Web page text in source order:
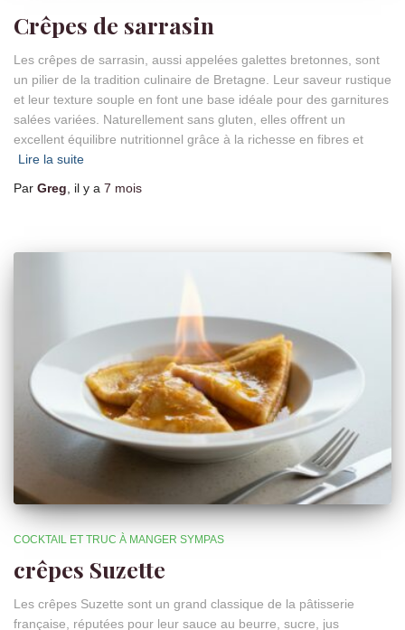
Crêpes de sarrasin
Les crêpes de sarrasin, aussi appelées galettes bretonnes, sont
un pilier de la tradition culinaire de Bretagne. Leur saveur rustique
et leur texture souple en font une base idéale pour des garnitures
salées variées. Naturellement sans gluten, elles offrent un
excellent équilibre nutritionnel grâce à la richesse en fibres et
Lire la suite
Par Greg , il y a 7 mois
COCKTAIL ET TRUC À MANGER SYMPAS
crêpes Suzette
Les crêpes Suzette sont un grand classique de la pâtisserie
française, réputées pour leur sauce au beurre, sucre, jus